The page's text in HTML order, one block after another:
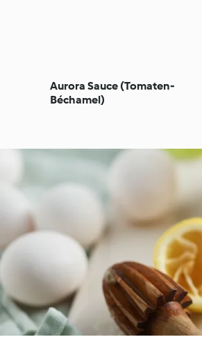
Aurora Sauce (Tomaten-
Béchamel)